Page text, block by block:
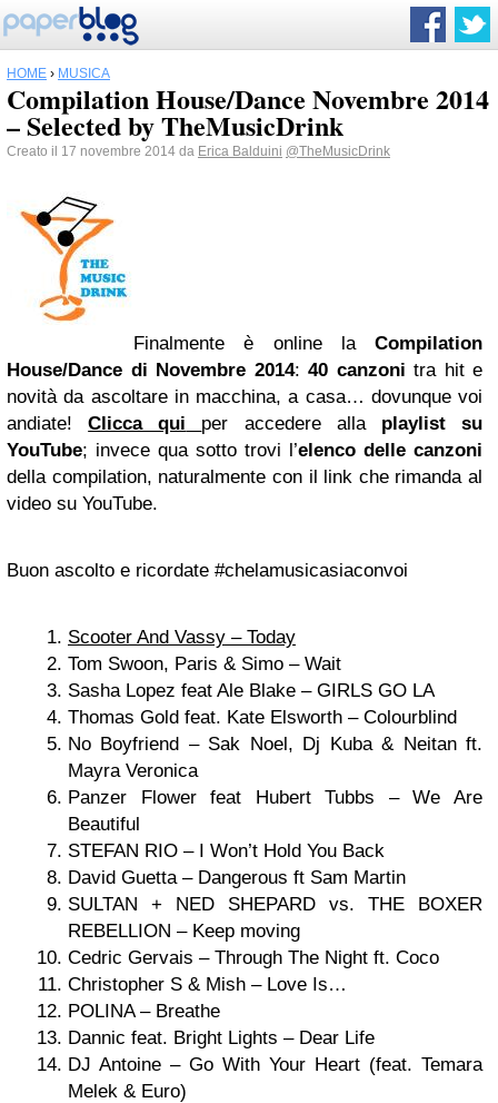
HOME › MUSICA
Compilation House/Dance Novembre 2014
– Selected by TheMusicDrink
Creato il 17 novembre 2014 da Erica Balduini @TheMusicDrink
Finalmente è online la Compilation
House/Dance di Novembre 2014: 40 canzoni tra hit e
novità da ascoltare in macchina, a casa… dovunque voi
andiate!Clicca qui per accedere alla playlist su
YouTube; invece qua sotto trovi l’elenco delle canzoni
della compilation, naturalmente con il link che rimanda al
video su YouTube.
Buon ascolto e ricordate #chelamusicasiaconvoi
Scooter And Vassy – Today
Tom Swoon, Paris & Simo – Wait
Sasha Lopez feat Ale Blake – GIRLS GO LA
Thomas Gold feat. Kate Elsworth – Colourblind
No Boyfriend – Sak Noel, Dj Kuba & Neitan ft.
Mayra Veronica
Panzer Flower feat Hubert Tubbs – We Are
Beautiful
STEFAN RIO – I Won’t Hold You Back
David Guetta – Dangerous ft Sam Martin
SULTAN + NED SHEPARD vs. THE BOXER
REBELLION – Keep moving
Cedric Gervais – Through The Night ft. Coco
Christopher S & Mish – Love Is…
POLINA – Breathe
Dannic feat. Bright Lights – Dear Life
DJ Antoine – Go With Your Heart (feat. Temara
Melek & Euro)